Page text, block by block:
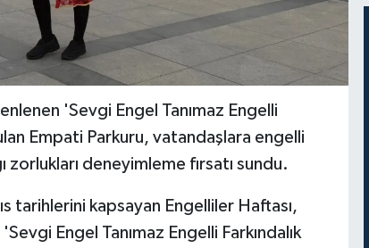
'Sevgi Engel Tanımaz Engelli
Empati Parkuru, vatandaşlara engelli
zorlukları deneyimleme fırsatı sundu.
tarihlerini kapsayan Engelliler Haftası,
Engel Tanımaz Engelli Farkındalık